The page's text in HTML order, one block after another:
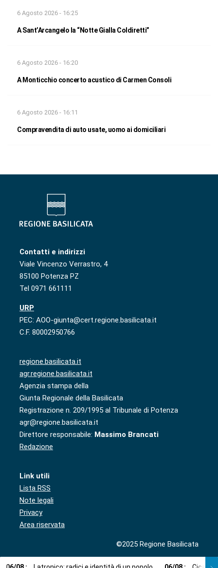
6 Agosto 2026 - 16:25
A Sant’Arcangelo la “Notte Gialla Coldiretti”
6 Agosto 2026 - 16:20
A Monticchio concerto acustico di Carmen Consoli
6 Agosto 2026 - 16:11
Compravendita di auto usate, uomo ai domiciliari
Contatti e indirizzi
Viale Vincenzo Verrastro, 4
85100 Potenza PZ
Tel 0971 661111
URP
PEC: AOO-giunta@cert.regione.basilicata.it
C.F. 80002950766
regione.basilicata.it
agr.regione.basilicata.it
Agenzia stampa della
Giunta Regionale della Basilicata
Registrazione n. 209/1995 al Tribunale di Potenza
agr@regione.basilicata.it
Direttore responsabile: Massimo Brancati
Redazione
Link utili
Lista RSS
Note legali
Privacy
Area riservata
©2025 Regione Basilicata